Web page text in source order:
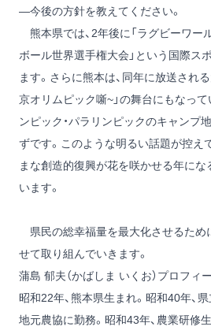
―今後の方針を教えてください。
熊本県では、2年後に「ラグビーワー
ボール世界選手権大会」という国際ス
ます。さらに熊本は、同年に放送され
京オリムピック噺~」の舞台にもなっ
ンピック・パラリンピックのキャンプ
ずです。このような明るい話題が控え
まな創造的復興が花を咲かせる年に
います。
県民の総幸福量を最大化させるため
せて取り組んでいきます。
蒲島 郁夫（かばしま いくお）プロフィ
昭和22年、熊本県生まれ。昭和40年、
地元農協に勤務。昭和43年、農業研修